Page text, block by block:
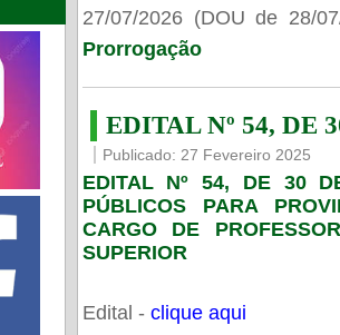
27/07/2026 (DOU de 28/
Prorrogação
EDITAL Nº 54, DE
Publicado: 27 Fevereiro 2025
EDITAL Nº 54, DE 30
PÚBLICOS PARA
CARGO DE
SUPERIOR
Edital - clique aqui